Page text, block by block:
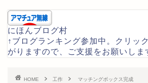
にほんブログ村
↑ブログランキング参加中。クリッ
がりますので、ご支援をお願いしま
HOME 工作 マッチングボックス完成